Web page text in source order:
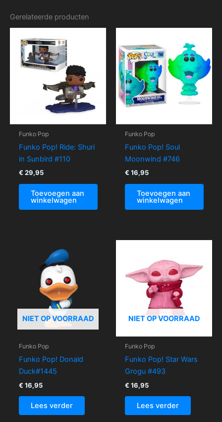
Gerelateerde producten
Funko Pop
Funko Pop! Ride: Shuri
in Sunbird #110
€ 29,95
Toevoegen aan
winkelwagen
Funko Pop
Funko Pop! Soul
Moonwind #746
€ 16,95
Toevoegen aan
winkelwagen
NIET OP VOORRAAD
Funko Pop
Funko Pop! Donald
Duck#1445
€ 16,95
Lees verder
NIET OP VOORRAAD
Funko Pop
Funko Pop! Star Wars
Grogu #493
€ 16,95
Lees verder